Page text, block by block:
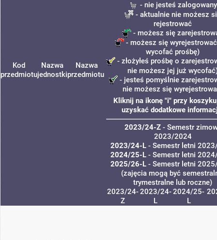
Kod
przedmiotu
Nazwa
jednostki
Nazwa
przedmiotu
- nie jesteś zalogowany
- aktualnie nie możesz
rejestrować
- możesz się
- możesz się
wycofać prośbę)
- złożyłeś prośbę o
nie możesz jej już
- jesteś pomyślnie
nie możesz się
Kliknij na ikonę "i" przy
uzyskać dodatkowe
2023/24-Z- Semestr
2023/2024
2023/24-L- Semestr letni
2024/25-L- Semestr letni
2025/26-L- Semestr letni
(zajęcia mogą być
trymestralne lub roczne)
2023/24-
Z
2023/24-
L
2024/25-
L